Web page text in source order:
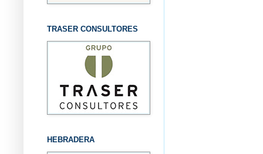
TRASER CONSULTORES
HEBRADERA